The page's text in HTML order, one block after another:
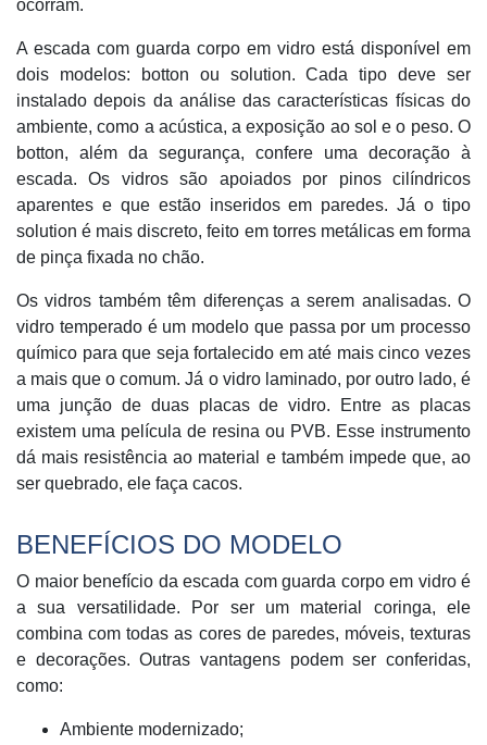
ocorram.
A escada com guarda corpo em vidro está disponível em
dois modelos: botton ou solution. Cada tipo deve ser
instalado depois da análise das características físicas do
ambiente, como a acústica, a exposição ao sol e o peso. O
botton, além da segurança, confere uma decoração à
escada. Os vidros são apoiados por pinos cilíndricos
aparentes e que estão inseridos em paredes. Já o tipo
solution é mais discreto, feito em torres metálicas em forma
de pinça fixada no chão.
Os vidros também têm diferenças a serem analisadas. O
vidro temperado é um modelo que passa por um processo
químico para que seja fortalecido em até mais cinco vezes
a mais que o comum. Já o vidro laminado, por outro lado, é
uma junção de duas placas de vidro. Entre as placas
existem uma película de resina ou PVB. Esse instrumento
dá mais resistência ao material e também impede que, ao
ser quebrado, ele faça cacos.
BENEFÍCIOS DO MODELO
O maior benefício da escada com guarda corpo em vidro é
a sua versatilidade. Por ser um material coringa, ele
combina com todas as cores de paredes, móveis, texturas
e decorações. Outras vantagens podem ser conferidas,
como:
Ambiente modernizado;